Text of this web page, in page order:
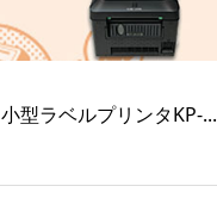
小型ラベルプリンタKP-...